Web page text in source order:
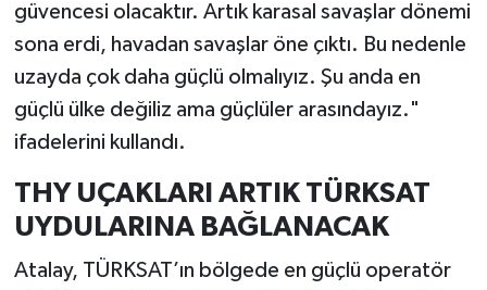
güvencesi olacaktır. Artık karasal savaşlar dönemi
sona erdi, havadan savaşlar öne çıktı. Bu nedenle
uzayda çok daha güçlü olmalıyız. Şu anda en
güçlü ülke değiliz ama güçlüler arasındayız."
ifadelerini kullandı.
THY UÇAKLARI ARTIK TÜRKSAT
UYDULARINA BAĞLANACAK
Atalay, TÜRKSAT’ın bölgede en güçlü operatör